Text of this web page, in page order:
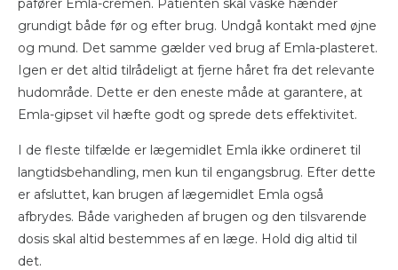
påfører Emla-cremen. Patienten skal vaske hænder
grundigt både før og efter brug. Undgå kontakt med øjne
og mund. Det samme gælder ved brug af Emla-plasteret.
Igen er det altid tilrådeligt at fjerne håret fra det relevante
hudområde. Dette er den eneste måde at garantere, at
Emla-gipset vil hæfte godt og sprede dets effektivitet.
I de fleste tilfælde er lægemidlet Emla ikke ordineret til
langtidsbehandling, men kun til engangsbrug. Efter dette
er afsluttet, kan brugen af ​​lægemidlet Emla også
afbrydes. Både varigheden af ​​brugen og den tilsvarende
dosis skal altid bestemmes af en læge. Hold dig altid til
det.